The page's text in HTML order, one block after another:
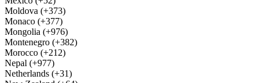
Moldova (+373)
Monaco (+377)
Mongolia (+976)
Montenegro (+382)
Morocco (+212)
Nepal (+977)
Netherlands (+31)